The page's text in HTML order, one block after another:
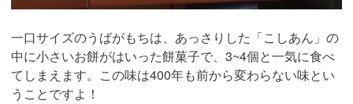
一口サイズのうばがもちは、あっさりした「こしあん」の
中に小さいお餅がはいった餅菓子で、3~4個と一気に食べ
てしまえます。この味は400年も前から変わらない味とい
うことですよ！